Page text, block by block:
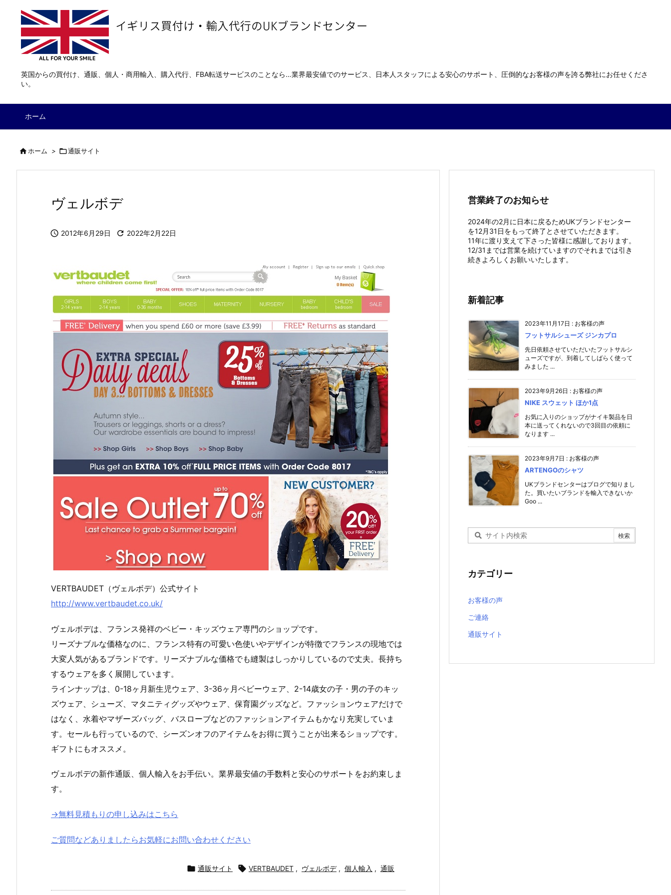
英国からの買付け、通販、個人・商用輸入、購入代行、FBA転送サービスのことなら…業界最安値でのサービス、日本人スタッフによる安心のサポート、圧倒的なお客様の声を誇る弊社にお任せくださ
い。
ホーム
ホーム > 通販サイト
ヴェルボデ
 2012年6月29日  2022年2月22日
VERTBAUDET（ヴェルボデ）公式サイト
http://www.vertbaudet.co.uk/
ヴェルボデは、フランス発祥のベビー・キッズウェア専門のショップです。
リーズナブルな価格なのに、フランス特有の可愛い色使いやデザインが特徴でフランスの現地では
大変人気があるブランドです。リーズナブルな価格でも縫製はしっかりしているので丈夫。長持ち
するウェアを多く展開しています。
ラインナップは、0-18ヶ月新生児ウェア、3-36ヶ月ベビーウェア、2-14歳女の子・男の子のキッ
ズウェア、シューズ、マタニティグッズやウェア、保育園グッズなど。ファッションウェアだけで
はなく、水着やマザーズバッグ、バスローブなどのファッションアイテムもかなり充実していま
す。セールも行っているので、シーズンオフのアイテムをお得に買うことが出来るショップです。
ギフトにもオススメ。
ヴェルボデの新作通販、個人輸入をお手伝い。業界最安値の手数料と安心のサポートをお約束しま
す。
→無料見積もりの申し込みはこちら
ご質問などありましたらお気軽にお問い合わせください
 通販サイト  VERTBAUDET , ヴェルボデ , 個人輸入 , 通販
営業終了のお知らせ
2024年の2月に日本に戻るためUKブランドセンター
を12月31日をもって終了とさせていただきます。
11年に渡り支えて下さった皆様に感謝しております。
12/31までは営業を続けていますのでそれまでは引き
続きよろしくお願いいたします。
新着記事
2023年11月17日 : お客様の声
フットサルシューズ ジンカプロ
先日依頼させていただいたフットサルシ
ューズですが、到着してしばらく使って
みました ...
2023年9月26日 : お客様の声
NIKE スウェット ほか1点
お気に入りのショップがナイキ製品を日
本に送ってくれないので3回目の依頼に
なります ...
2023年9月7日 : お客様の声
ARTENGOのシャツ
UKブランドセンターはブログで知りまし
た。買いたいブランドを輸入できないか
Goo ...
カテゴリー
お客様の声
ご連絡
通販サイト